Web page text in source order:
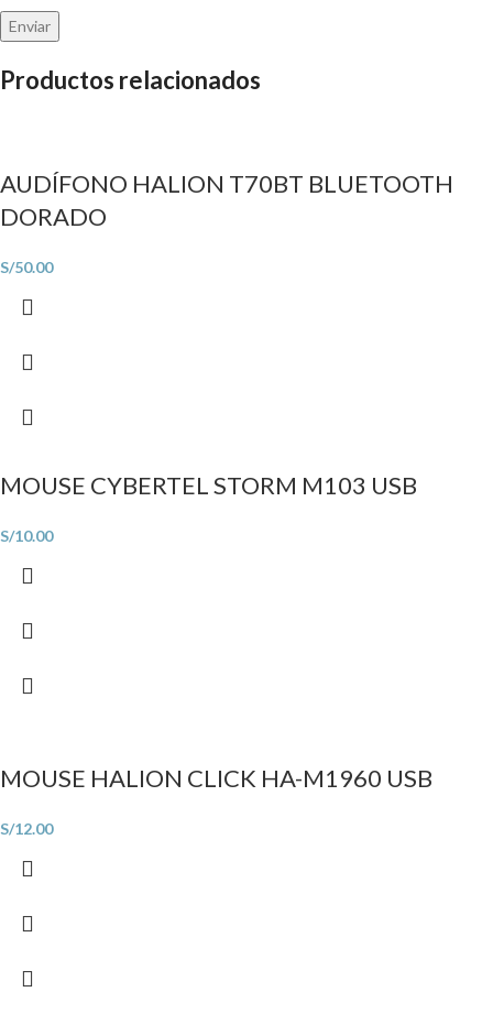
Productos relacionados
AUDÍFONO HALION T70BT BLUETOOTH
DORADO
S/50.00
MOUSE CYBERTEL STORM M103 USB
S/10.00
MOUSE HALION CLICK HA-M1960 USB
S/12.00